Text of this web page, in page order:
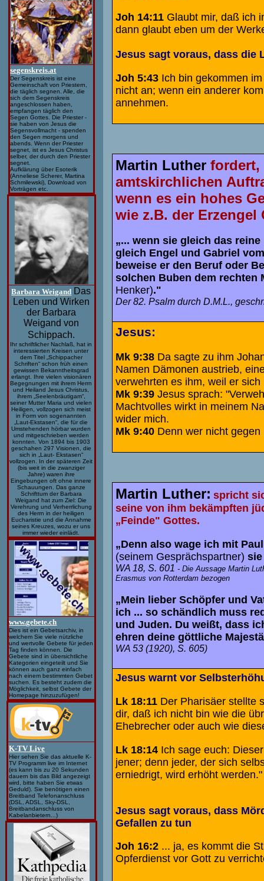
segenskreis.at
Der Segenskreis ist eine
Gemeinschaft von Priestern,
die täglich segnen. Alle, die
sich dem Segenskreis
angeschlossen haben,
empfangen täglich den
Segen Gottes. Die Priester -
sie haben von Jesus die
Segensvollmacht - spenden
den Segen morgens und
abends. Wenn der Priester
segnet, ist es Jesus Christus
selber, der durch den Priester
segnet.
Aufklärung über Esoterik
(Anneliese Scherer, Martina
Schmilewski), Download von
Vorträgen etc.
Barbara Weigand Das
Leben und Wirken
der Barbara
Weigand von
Schippach.
Ihr schriftlicher Nachlaß, hat in
interessierten Kreisen unter
dem Titel „Schippacher
Schriften“ schon früh einen
gewissen Bekanntheitsgrad
erlangt. Ihre vielen visionären
Begegnungen mit ihrem Herrn
und Heiland Jesus Christus,
ihrem „Seelenbräutigam“,
seiner Mutter Maria und vielen
Heiligen, vollzogen sich meist
in Form von sogenannten
„Laut-Ekstasen“, die für die
Umstehenden hörbar wurden
und mitgeschrieben werden
konnten. Von 1894 bis 1903
geschahen 297 Visionen, die
sich in „Laut- Ekstasen“
vollzogen. In der späteren Zeit
(bis weit in die zwanziger
Jahre) waren ihre
Eingebungen oft ohne innere
Schauungen. Das ganze
Schrifttum der Barbara
Weigand hat zum Ziel: Die
Verehrung und Verherrlichung
des Herrn in der heiligen
Eucharistie und die Annahme
seines Kreuzes, wozu er uns
immer wieder einlädt.
www.gebete.ch
Dies ist ein Gebetsarchiv, in
welchem Sie viele nützliche
und wertvolle Gebete für jeden
Tag finden können. Die
Gebete sind in übersichtliche
Kategorien eingeteilt und Sie
können auch ganz einfach
nach einem bestimmten Gebet
suchen. Es besteht zudem die
Möglichkeit, selbst Gebete der
Homepage hinzuzufügen!
K-TV Live
Hier sehen Sie das aktuelle K-
TV Programm live im Internet
(es kann bis zu 20 Sekunden
dauern bis das Bild angezeigt
wird, bitte haben Sie etwas
Geduld). Sie benötigen einen
Breitband Telefonanschluss
(DSL, ADSL, Sky-DSL,
Breitbandanschluss von
Kabelanbietern...)
Joh 14:11 Glaubt mir, daß ich
dann glaubt eben um der
Jesus sagt voraus, dass die
Joh 5:43 Ich bin gekommen
nicht an; wenn ein anderer
annehmen.
Martin Luther fordert,
amtskirchlichen
wenn es ein hohes
wie z.B. der Erzengel
„... wenn sie gleich das
gleich Engel und Gabriel
beweise er den Beruf oder
solchen Buben dem rechten
Henker)."
Der 82. Psalm durch D.M.L.,
Jesus:
Mk 9:38 Da sagte zu ihm
Namen Dämonen austrieb,
verwehrten es ihm, weil er
Mk 9:39 Jesus sprach:
Machtvolles wirkt in meinem
wider mich.
Mk 9:40 Denn wer nicht
Martin Luther: spricht
seine von ihm bekämpften
„Feinde" Gottes.
„Denn also wage ich mit
(seinem Gesprächspartner)
WA 18, S. 601 - Die Aussage Martin
Erasmus von Rotterdam bezogen
„Mein lieber Schöpfer und
ich ... so schändlich muss
und Juden. Du weißt, dass
ehren deine göttliche
WA 53 (1920), S. 605)
Jesus warnt vor
Lk 18:11 Der Pharisäer stellte
dir, daß ich nicht bin wie die
Ehebrecher oder auch wie
Lk 18:14 Ich sage euch:
jener; denn jeder, der sich
erniedrigt, wird erhöht werden."
Jesus sagt voraus, dass
Gefallen zu tun
Joh 16:2 ... ja, es kommt die
Opferdienst vor Gott zu